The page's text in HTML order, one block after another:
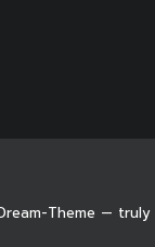
Theme — truly